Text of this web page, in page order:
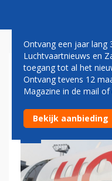
AIR
BREIDT UIT
Ontvang een jaar lang
Luchtvaartnieuws en
toegang tot al het
Ontvang tevens 12
Magazine in de mail
Bekijk aanbieding